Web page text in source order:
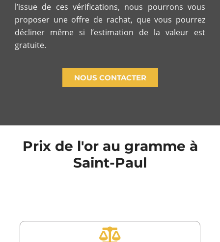
l’issue de ces vérifications, nous pourrons vous
proposer une offre de rachat, que vous pourrez
décliner même si l’estimation de la valeur est
gratuite.
NOUS CONTACTER
Prix de l'or au gramme à
Saint-Paul